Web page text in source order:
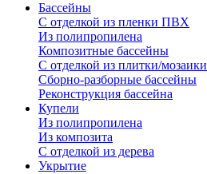
Бассейны
С отделкой из пленки ПВХ
Из полипропилена
Композитные бассейны
С отделкой из плитки/мозаики
Сборно-разборные бассейны
Реконструкция бассейна
Купели
Из полипропилена
Из композита
С отделкой из дерева
Укрытие